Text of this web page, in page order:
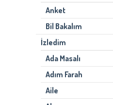
Anket
Bil Bakalım
İzledim
Ada Masalı
Adım Farah
Aile